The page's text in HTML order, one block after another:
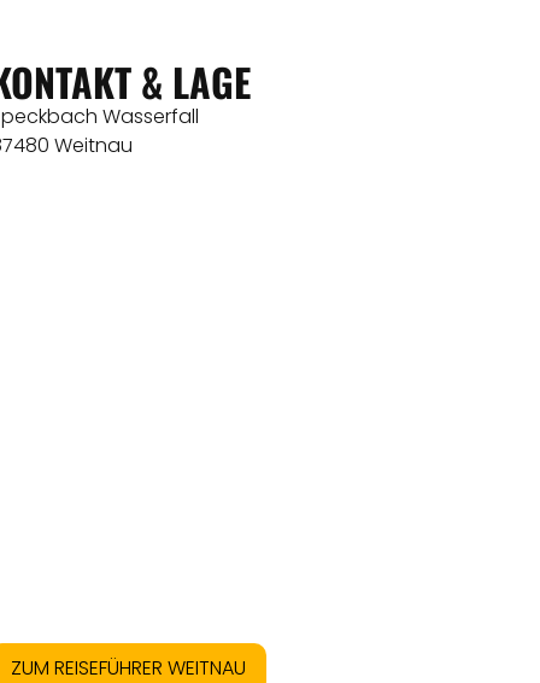
& LAGE
Wasserfall
Weitnau
ZUM REISEFÜHRER WEITNAU